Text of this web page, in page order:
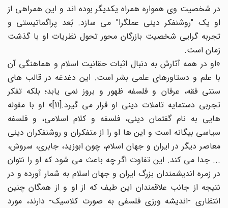
در شخصیت وی همواره همراه یکدیگر بوده اند و این همراهی از
او یک "روشنفکر دینی عملگرا" می سازد. بُعد پراگماتیستی و
تجربه گرایی شخصیت بازرگان محور تحول نظریات او با گذشت
زمان است.
«او در همه آثارش به دنبال اثبات حقانیت اسلام و هماهنگی آن
با علم و دستاورهای علمی بشر است. این دغدغه در قالب های
سنتی فقه، عرفان و فلسفه ظهور و بروز نمی یابد؛ بلکه تفکر
تجربی دستمایه تاملات دینی او قرار می گیرد.[11]» او با مقوله
هایی به نام گفتمان دینی، فلسفه و کلام اسلامی، و فلسفه
سیاسی بیگانه است و این ها او را از متفکران و روشنفکران دینی
معاصر دیگر در ایران و جهان اسلام، چون ابوزید، جابری، سروش،
... جدا می کند. این تفاوت اگر چه باعث می شود که او را نتوان
در زمره اندیشمندان بزرگ ایران و جهان اسلام به شمار آورده و در
نتیجه از جانب علاقمندان این طیف که از او و از همگان چنین
انتظاری -اندیشه ورزی فلسفی به صورت کلاسیک- دارند، مورد